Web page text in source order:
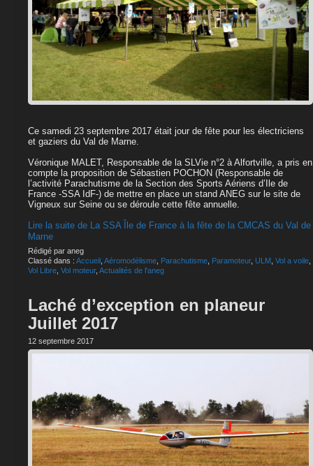
Ce samedi 23 septembre 2017 était jour de fête pour les électriciens
et gaziers du Val de Marne.
Véronique MALET, Responsable de la SLVie n°2 à Alfortville, a pris en
compte la proposition de Sébastien POCHON (Responsable de
l’activité Parachutisme de la Section des Sports Aériens d’Ile de
France -SSA IdF-) de mettre en place un stand ANEG sur le site de
Vigneux sur Seine ou se déroule cette fête annuelle.
Lire la suite de La SSA Île de France à la fête de la CMCAS du Val de
Marne
Rédigé par aneg
Classé dans : Accueil Aéromodélisme Parachutisme Paramoteur, ULM Vol a voile
Vol Libre Vol moteur, Actualités de l'aneg
Laché d’exception en planeur
Juillet 2017
12 septembre 2017